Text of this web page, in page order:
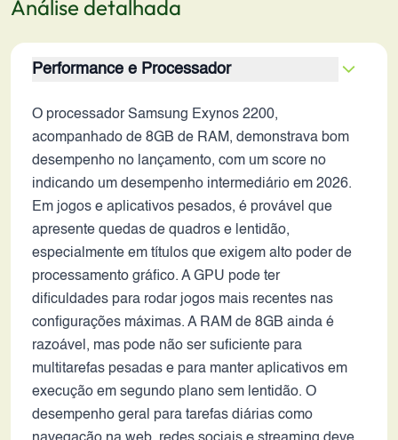
Análise detalhada
Performance e Processador
O processador Samsung Exynos 2200,
acompanhado de 8GB de RAM, demonstrava bom
desempenho no lançamento, com um score no
indicando um desempenho intermediário em 2026.
Em jogos e aplicativos pesados, é provável que
apresente quedas de quadros e lentidão,
especialmente em títulos que exigem alto poder de
processamento gráfico. A GPU pode ter
dificuldades para rodar jogos mais recentes nas
configurações máximas. A RAM de 8GB ainda é
razoável, mas pode não ser suficiente para
multitarefas pesadas e para manter aplicativos em
execução em segundo plano sem lentidão. O
desempenho geral para tarefas diárias como